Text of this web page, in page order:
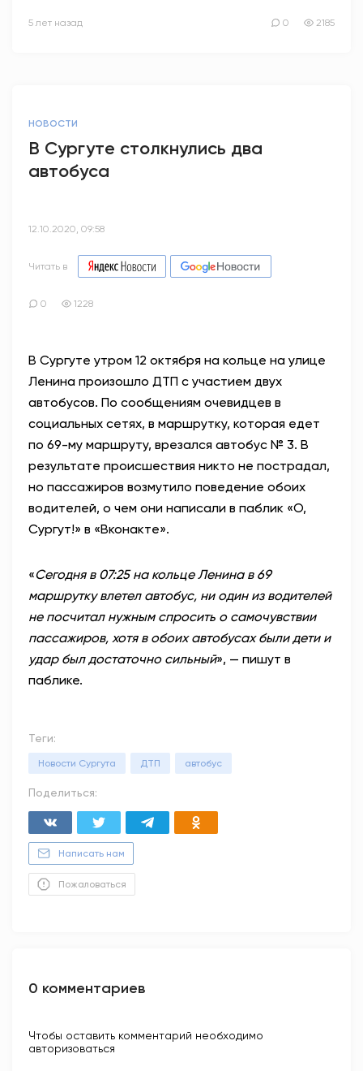
5 лет назад 0 2185
НОВОСТИ
В Сургуте столкнулись два
автобуса
12.10.2020, 09:58
Читать в
0 1228
В Сургуте утром 12 октября на кольце на улице
Ленина произошло ДТП с участием двух
автобусов. По сообщениям очевидцев в
социальных сетях, в маршрутку, которая едет
по 69-му маршруту, врезался автобус № 3. В
результате происшествия никто не пострадал,
но пассажиров возмутило поведение обоих
водителей, о чем они написали в паблик «О,
Сургут!» в «Вконакте».
«Сегодня в 07:25 на кольце Ленина в 69
маршрутку влетел автобус, ни один из водителей
не посчитал нужным спросить о самочувствии
пассажиров, хотя в обоих автобусах были дети и
удар был достаточно сильный», — пишут в
паблике.
Теги:
Новости Сургута ДТП автобус
Поделиться:
Написать нам
Пожаловаться
0 комментариев
Чтобы оставить комментарий необходимо
авторизоваться